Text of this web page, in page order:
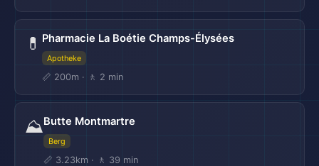
💊 Pharmacie La Boétie Champs-Élysées
Apotheke
📏 200m · 🚶 2 min
⛰️Butte Montmartre
Berg
📏 3.23km · 🚶 39 min